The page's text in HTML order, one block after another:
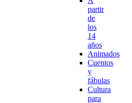
partir
de
los
14
años
Animados
Cuentos
y
fábulas
Cultura
para